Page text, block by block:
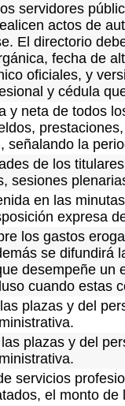
servidores
actos de
El directorio
fecha de
oficiales, y
y cédula
y neta de todos
señalando la
de los
sesiones
en las
expresa
los gastos
se difundirá
desempeñe
cuando estas
plazas y del
plazas y del
servicios
el monto